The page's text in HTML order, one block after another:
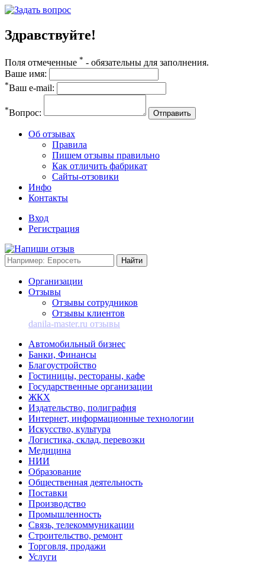
Здравствуйте!
Поля отмеченные * - обязательны для заполнения.
Ваше имя:
*Ваш e-mail:
*Вопрос: Отправить
Об отзывах
Правила
Пишем отзывы правильно
Как отличить фабрикат
Сайты-отзовики
Инфо
Контакты
Вход
Регистрация
Организации
Отзывы
Отзывы сотрудников
Отзывы клиентов
danila-master.ru отзывы
Автомобильный бизнес
Банки, Финансы
Благоустройство
Гостиницы, рестораны, кафе
Государственные организации
ЖКХ
Издательство, полиграфия
Интернет, информационные технологии
Искусство, культура
Логистика, склад, перевозки
Медицина
НИИ
Образование
Общественная деятельность
Поставки
Производство
Промышленность
Связь, телекоммуникации
Строительство, ремонт
Торговля, продажи
Услуги